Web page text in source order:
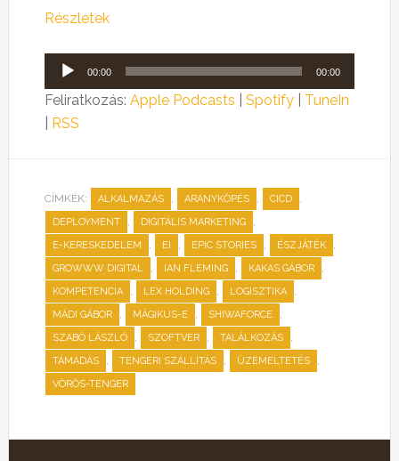
Részletek
Audió
lejátszó
00:00 00:00
Feliratkozás: Apple Podcasts Spotify| TuneIn
RSS
CÍMKÉK: ALKALMAZÁS , ARANYKÖPÉS , CICD ,
DEPLOYMENT , DIGITÁLIS MARKETING ,
E-KERESKEDELEM , EI , EPIC STORIES , ÉSZJÁTÉK ,
GROWWW DIGITAL , IAN FLEMING , KAKAS GÁBOR ,
KOMPETENCIA , LEX HOLDING , LOGISZTIKA ,
MÁDI GÁBOR , MÁGIKUS-E , SHIWAFORCE ,
SZABÓ LÁSZLÓ , SZOFTVER , TALÁLKOZÁS ,
TÁMADÁS , TENGERI SZÁLLÍTÁS , ÜZEMELTETÉS ,
VÖRÖS-TENGER